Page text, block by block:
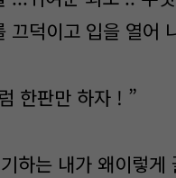
끄덕이고 입을 열어
한판만 하자 ! ”
하는 내가 왜이렇